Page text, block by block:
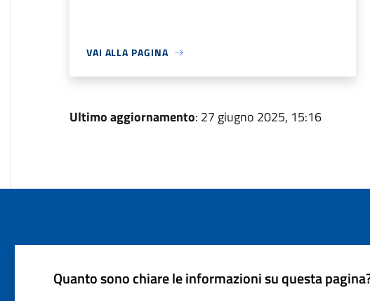
VAI ALLA PAGINA
Ultimo aggiornamento: 27 giugno 2025, 15:16
Quanto sono chiare le informazioni su questa